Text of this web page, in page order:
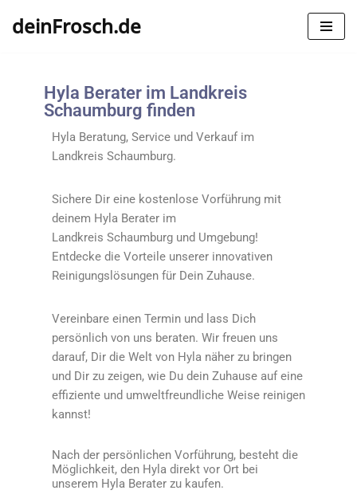
deinFrosch.de
Hyla Berater im Landkreis
Schaumburg finden
Hyla Beratung, Service und Verkauf im
Landkreis Schaumburg.
Sichere Dir eine kostenlose Vorführung mit
deinem Hyla Berater im
Landkreis Schaumburg und Umgebung!
Entdecke die Vorteile unserer innovativen
Reinigungslösungen für Dein Zuhause.
Vereinbare einen Termin und lass Dich
persönlich von uns beraten. Wir freuen uns
darauf, Dir die Welt von Hyla näher zu bringen
und Dir zu zeigen, wie Du dein Zuhause auf eine
effiziente und umweltfreundliche Weise reinigen
kannst!
Nach der persönlichen Vorführung, besteht die
Möglichkeit, den Hyla direkt vor Ort bei
unserem Hyla Berater zu kaufen.